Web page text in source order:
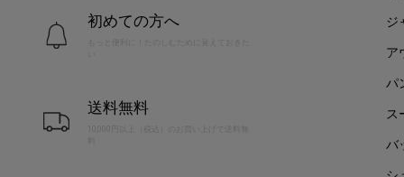
初めての方へ
送料無料
10,000円以上（税込）のお買い上げで送料無
ジ
ア
パ
ス
バ